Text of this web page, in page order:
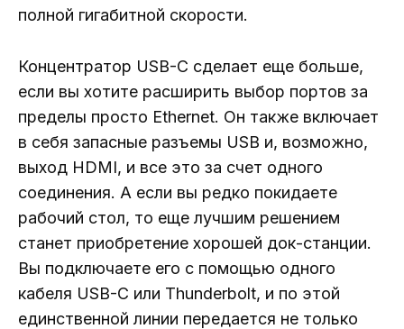
полной гигабитной скорости.
Концентратор USB-C сделает еще больше,
если вы хотите расширить выбор портов за
пределы просто Ethernet. Он также включает
в себя запасные разъемы USB и, возможно,
выход HDMI, и все это за счет одного
соединения. А если вы редко покидаете
рабочий стол, то еще лучшим решением
станет приобретение хорошей док-станции.
Вы подключаете его с помощью одного
кабеля USB-C или Thunderbolt, и по этой
единственной линии передается не только